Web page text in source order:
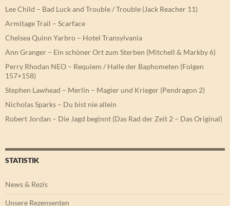
Lee Child – Bad Luck and Trouble / Trouble (Jack Reacher 11)
Armitage Trail – Scarface
Chelsea Quinn Yarbro – Hotel Transylvania
Ann Granger – Ein schöner Ort zum Sterben (Mitchell & Markby 6)
Perry Rhodan NEO – Requiem / Halle der Baphometen (Folgen
157+158)
Stephen Lawhead – Merlin – Magier und Krieger (Pendragon 2)
Nicholas Sparks – Du bist nie allein
Robert Jordan – Die Jagd beginnt (Das Rad der Zeit 2 – Das Original)
STATISTIK
News & Rezis
Unsere Rezensenten